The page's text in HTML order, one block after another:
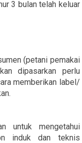
3 bulan telah keluar
(petani pemakai
dipasarkan perlu
memberikan label/
untuk mengetahui
induk dan teknis